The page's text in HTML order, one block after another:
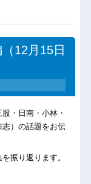
12月15日
・日南・小林・
）の話題をお伝
振り返ります。